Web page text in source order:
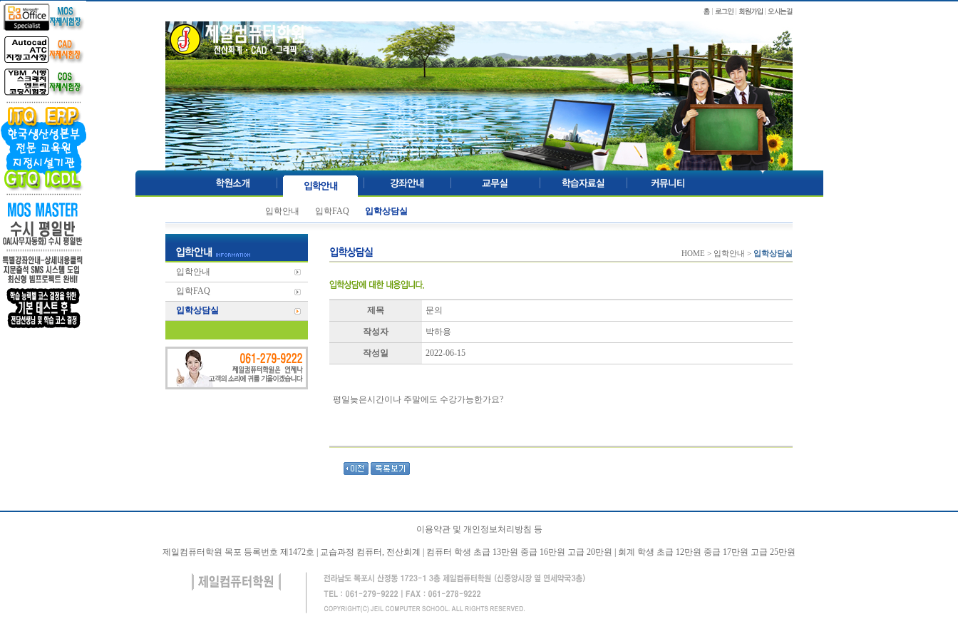
입학안내 입학FAQ 입학상담실
입학안내
입학FAQ
입학상담실
HOME > 입학안내 > 입학상담실
제목 문의
작성자 박하용
작성일 2022-06-15
평일늦은시간이나 주말에도 수강가능한가요?
이용약관 및 개인정보처리방침 등
제일컴퓨터학원 목포 등록번호 제1472호 | 교습과정 컴퓨터, 전산회계 | 컴퓨터 학생 초급 13만원 중급 16만원 고급 20만원 | 회계 학생 초급 12만원 중급 17만원 고급 25만원